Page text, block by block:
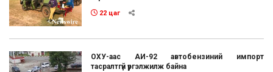
22 цаг
ОХУ-аас АИ-92 автобензиний импорт
тасралтгүй үргэлжилж байна